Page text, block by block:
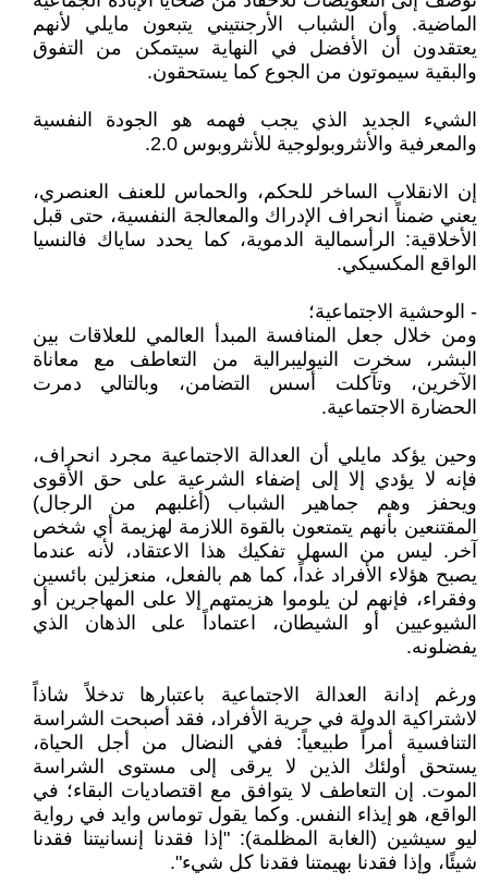
الماضية. وأن الشباب الأرجنتيني يتبعون مايلي لأنهم
يعتقدون أن الأفضل في النهاية سيتمكن من التفوق
والبقية سيموتون من الجوع كما يستحقون.
الشيء الجديد الذي يجب فهمه هو الجودة النفسية
والمعرفية والأنثروبولوجية للأنثروبوس 2.0.
إن الانقلاب الساخر للحكم، والحماس للعنف العنصري،
يعني ضمناً انحراف الإدراك والمعالجة النفسية، حتى قبل
الأخلاقية: الرأسمالية الدموية، كما يحدد ساياك فالنسيا
الواقع المكسيكي.
- الوحشية الاجتماعية؛
ومن خلال جعل المنافسة المبدأ العالمي للعلاقات بين
البشر، سخرت النيوليبرالية من التعاطف مع معاناة
الآخرين، وتآكلت أسس التضامن، وبالتالي دمرت
الحضارة الاجتماعية.
وحين يؤكد مايلي أن العدالة الاجتماعية مجرد انحراف،
فإنه لا يؤدي إلا إلى إضفاء الشرعية على حق الأقوى
ويحفز وهم جماهير الشباب (أغلبهم من الرجال)
المقتنعين بأنهم يتمتعون بالقوة اللازمة لهزيمة أي شخص
آخر. ليس من السهل تفكيك هذا الاعتقاد، لأنه عندما
يصبح هؤلاء الأفراد غداً، كما هم بالفعل، منعزلين بائسين
وفقراء، فإنهم لن يلوموا هزيمتهم إلا على المهاجرين أو
الشيوعيين أو الشيطان، اعتماداً على الذهان الذي
يفضلونه.
ورغم إدانة العدالة الاجتماعية باعتبارها تدخلاً شاذاً
لاشتراكية الدولة في حرية الأفراد، فقد أصبحت الشراسة
التنافسية أمراً طبيعياً: ففي النضال من أجل الحياة،
يستحق أولئك الذين لا يرقى إلى مستوى الشراسة
الموت. إن التعاطف لا يتوافق مع اقتصاديات البقاء؛ في
الواقع، هو إيذاء النفس. وكما يقول توماس وايد في رواية
ليو سيشين (الغابة المظلمة): "إذا فقدنا إنسانيتنا فقدنا
شيئًا، وإذا فقدنا بهيمتنا فقدنا كل شيء".